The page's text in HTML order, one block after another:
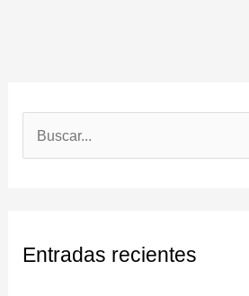
a
Entradas recientes